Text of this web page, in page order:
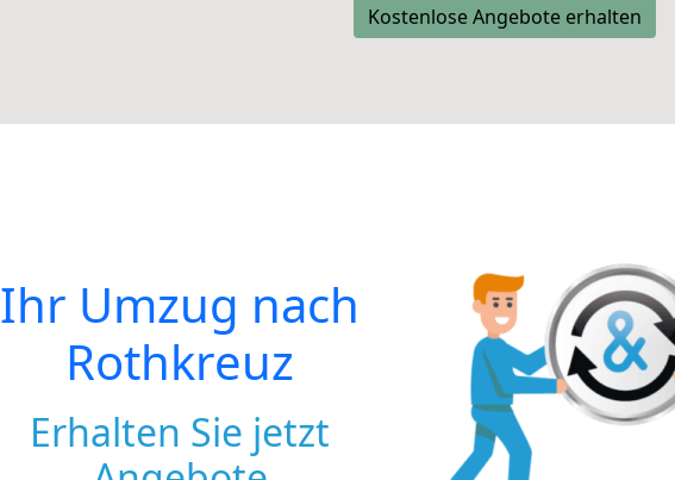
Kostenlose Angebote erhalten
Ihr Umzug nach
Rothkreuz
Erhalten Sie jetzt